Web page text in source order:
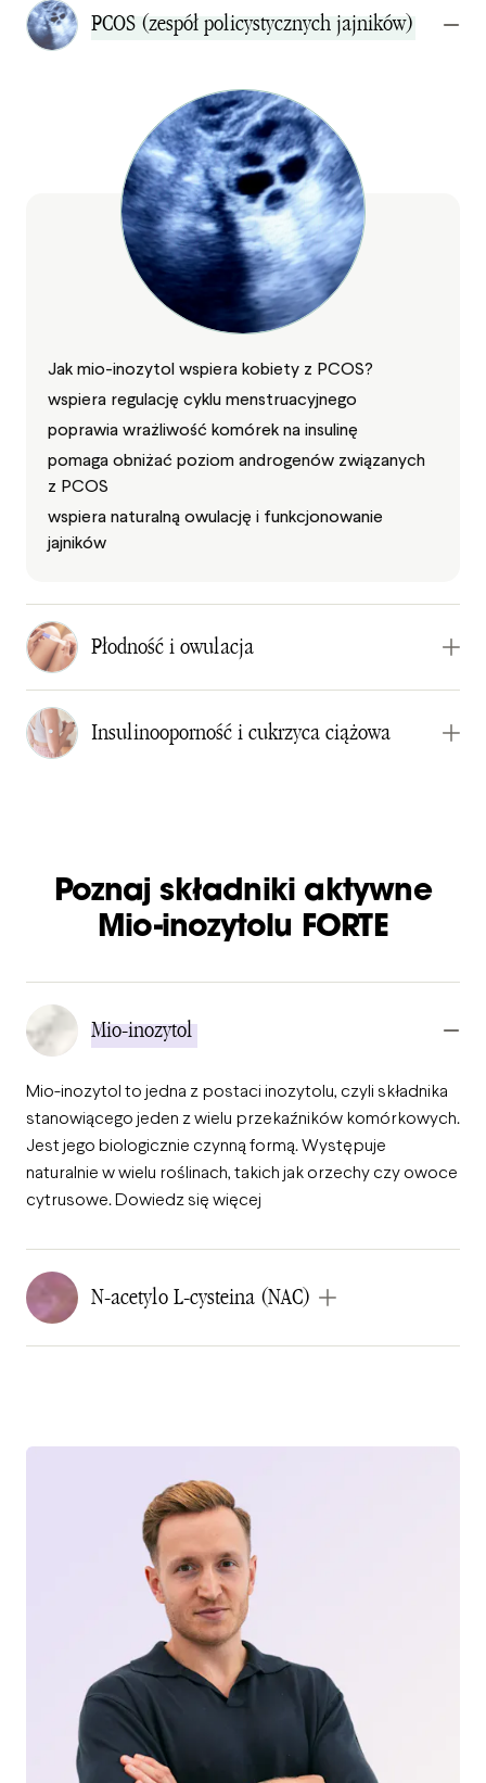
PCOS (zespół policystycznych jajników)
Jak mio-inozytol wspiera kobiety z PCOS?
wspiera regulację cyklu menstruacyjnego
poprawia wrażliwość komórek na insulinę
pomaga obniżać poziom androgenów związanych
z PCOS
wspiera naturalną owulację i funkcjonowanie
jajników
Płodność i owulacja
Insulinooporność i cukrzyca ciążowa
Poznaj składniki aktywne
Mio-inozytolu FORTE
Mio-inozytol
Mio-inozytol to jedna z postaci inozytolu, czyli składnika
stanowiącego jeden z wielu przekaźników komórkowych.
Jest jego biologicznie czynną formą. Występuje
naturalnie w wielu roślinach, takich jak orzechy czy owoce
cytrusowe. Dowiedz się więcej
N-acetylo L-cysteina (NAC)